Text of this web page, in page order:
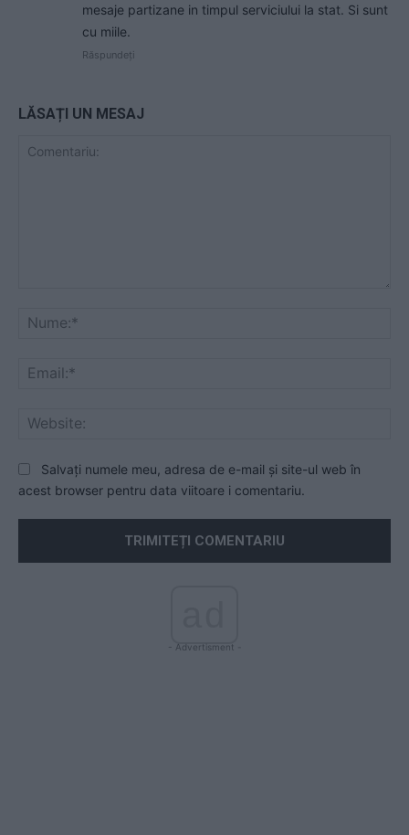
mesaje partizane in timpul serviciului la stat. Si sunt
cu miile.
Răspundeți
LĂSAȚI UN MESAJ
Salvați numele meu, adresa de e-mail și site-ul web în
acest browser pentru data viitoare i comentariu.
- Advertisment -